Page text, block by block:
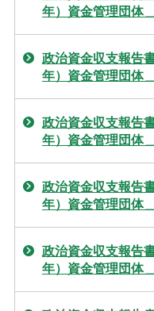
年）資金管理団体
政治資金収支報告
年）資金管理団体
政治資金収支報告
年）資金管理団体
政治資金収支報告
年）資金管理団体
政治資金収支報告
年）資金管理団体